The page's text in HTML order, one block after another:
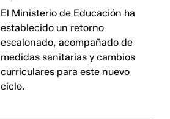
El Ministerio de Educación ha
establecido un retorno
escalonado, acompañado de
medidas sanitarias y cambios
curriculares para este nuevo
ciclo.